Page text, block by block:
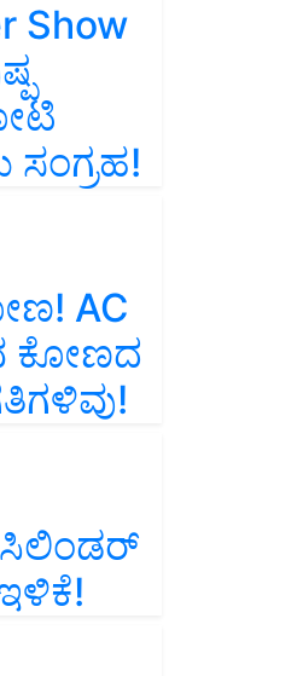
Show
AC
ಕೋಣದ
ಸಿಲಿಂಡರ್‌